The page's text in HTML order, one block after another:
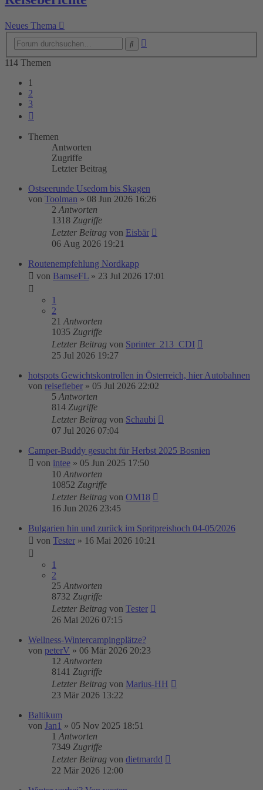
Neues Thema
114 Themen
1
2
3
Themen
Antworten
Zugriffe
Letzter Beitrag
Ostseerunde Usedom bis Skagen
von Toolman » 08 Jun 2026 16:26
2 Antworten
1318 Zugriffe
Letzter Beitrag von Eisbär
06 Aug 2026 19:21
Routenempfehlung Nordkapp
von BamseFL » 23 Jul 2026 17:01
1
2
21 Antworten
1035 Zugriffe
Letzter Beitrag von Sprinter_213_CDI
25 Jul 2026 19:27
hotspots Gewichtskontrollen in Österreich, hier Autobahnen
von reisefieber » 05 Jul 2026 22:02
5 Antworten
814 Zugriffe
Letzter Beitrag von Schaubi
07 Jul 2026 07:04
Camper-Buddy gesucht für Herbst 2025 Bosnien
von intee » 05 Jun 2025 17:50
10 Antworten
10852 Zugriffe
Letzter Beitrag von OM18
16 Jun 2026 23:45
Bulgarien hin und zurück im Spritpreishoch 04-05/2026
von Tester » 16 Mai 2026 10:21
1
2
25 Antworten
8732 Zugriffe
Letzter Beitrag von Tester
26 Mai 2026 07:15
Wellness-Wintercampingplätze?
von peterV » 06 Mär 2026 20:23
12 Antworten
8141 Zugriffe
Letzter Beitrag von Marius-HH
23 Mär 2026 13:22
Baltikum
von Jan1 » 05 Nov 2025 18:51
1 Antworten
7349 Zugriffe
Letzter Beitrag von dietmardd
22 Mär 2026 12:00